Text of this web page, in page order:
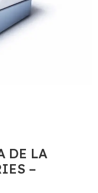
DE LA
–